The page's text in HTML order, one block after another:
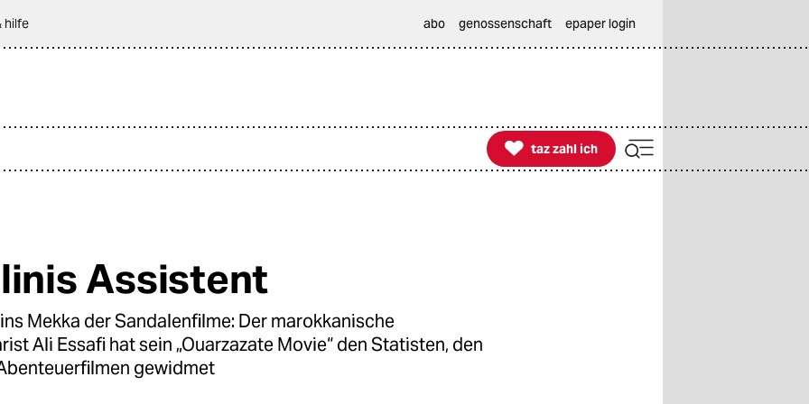
hilfe abo genossenschaft epaper login

taz zahl ich
taz zahl ich
Assistent
Mekka der Sandalenfilme: Der marokkanische
Ali Essafi hat sein „Ouarzazate Movie“ den Statisten, den
gewidmet